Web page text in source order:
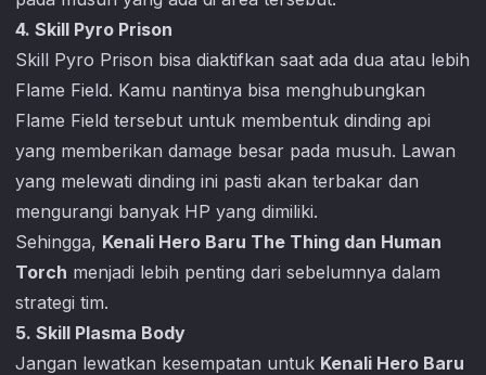
4. Skill Pyro Prison
Skill Pyro Prison bisa diaktifkan saat ada dua atau lebih
Flame Field. Kamu nantinya bisa menghubungkan
Flame Field tersebut untuk membentuk dinding api
yang memberikan damage besar pada musuh. Lawan
yang melewati dinding ini pasti akan terbakar dan
mengurangi banyak HP yang dimiliki.
Sehingga, Kenali Hero Baru The Thing dan Human
Torch menjadi lebih penting dari sebelumnya dalam
strategi tim.
5. Skill Plasma Body
Jangan lewatkan kesempatan untuk Kenali Hero Baru